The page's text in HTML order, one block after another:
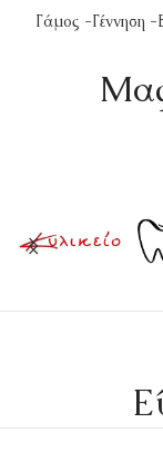
Γάμος -Γέννηση -